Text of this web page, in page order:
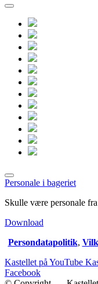
Personale i bageriet
Skulle være personale
Download
Persondatapolitik,
Kastellet på YouTube
Facebook